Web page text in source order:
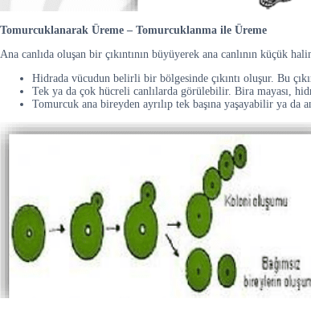
Tomurcuklanarak Üreme – Tomurcuklanma ile Üreme
Ana canlıda oluşan bir çıkıntının büyüyerek ana canlının küçük
Hidrada vücudun belirli bir bölgesinde çıkıntı oluşur. Bu
Tek ya da çok hücreli canlılarda görülebilir. Bira mayası,
Tomurcuk ana bireyden ayrılıp tek başına yaşayabilir ya